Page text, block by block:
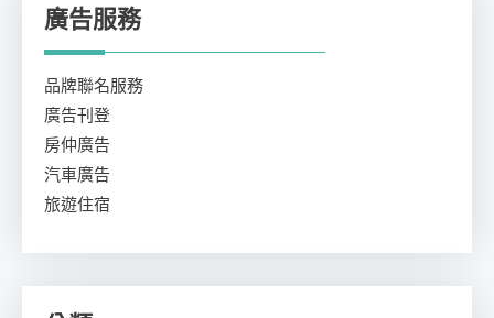
廣告服務
品牌聯名服務
廣告刊登
房仲廣告
汽車廣告
旅遊住宿